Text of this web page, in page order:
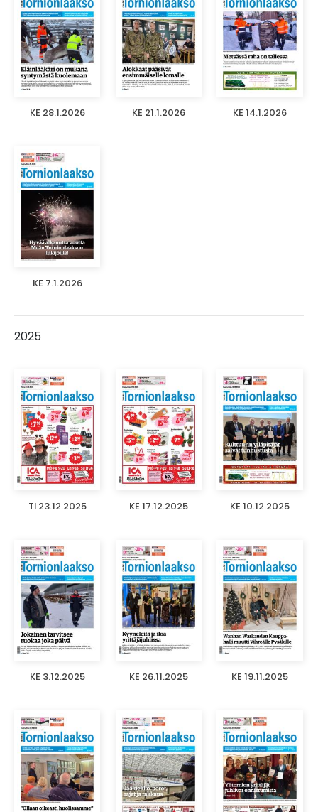
KE 28.1.2026 KE 21.1.2026 KE 14.1.2026
KE 7.1.2026
2025
TI 23.12.2025 KE 17.12.2025 KE 10.12.2025
KE 3.12.2025 KE 26.11.2025 KE 19.11.2025